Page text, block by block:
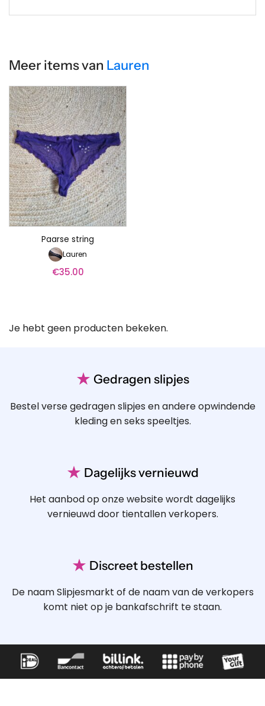
Meer items van Lauren
Paarse string
Lauren
€35.00
Je hebt geen producten bekeken.
★ Gedragen slipjes
Bestel verse gedragen slipjes en andere opwindende
kleding en seks speeltjes.
★ Dagelijks vernieuwd
Het aanbod op onze website wordt dagelijks
vernieuwd door tientallen verkopers.
★ Discreet bestellen
De naam Slipjesmarkt of de naam van de verkopers
komt niet op je bankafschrift te staan.